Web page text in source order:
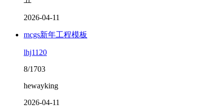
2026-04-11
mcgs新年工程模板
lhj1120
8/1703
hewayking
2026-04-11